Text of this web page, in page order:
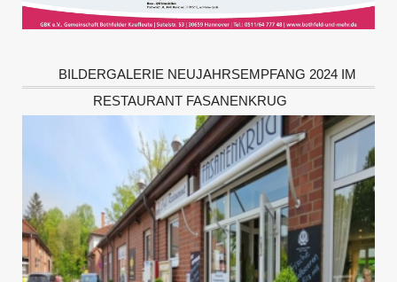
BILDERGALERIE NEUJAHRSEMPFANG 2024 IM
RESTAURANT FASANENKRUG